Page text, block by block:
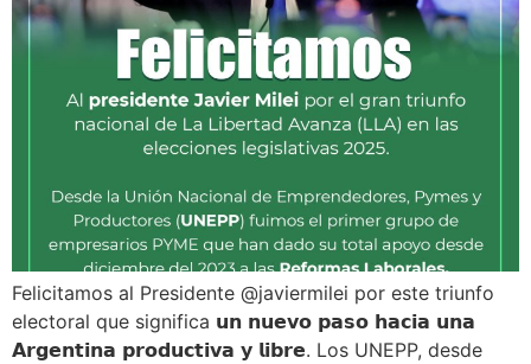
Felicitamos al Presidente @javiermilei por este triunfo
electoral que significa 𝘂𝗻 𝗻𝘂𝗲𝘃𝗼 𝗽𝗮𝘀𝗼 𝗵𝗮𝗰𝗶𝗮 𝘂𝗻𝗮
𝗔𝗿𝗴𝗲𝗻𝘁𝗶𝗻𝗮 𝗽𝗿𝗼𝗱𝘂𝗰𝘁𝗶𝘃𝗮 𝘆 𝗹𝗶𝗯𝗿𝗲. Los UNEPP, desde